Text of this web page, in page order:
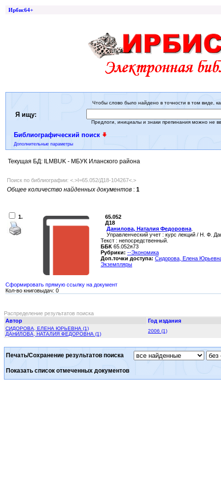
Ирбис64+
Я ищу:
Чтобы слово было найдено в точности в том виде,
Предлоги, инициалы и знаки препинания можно не
Библиографический поиск
Дополнительные параметры
Текущая БД: ILMBUK - МБУК Иланского района
Поиск по библиографии: <.>I=65.052/Д18-104267<.>
Общее количество найденных документов : 1
1.
65.052
Д18
Данилова, Наталия Федоровна
Управленческий учет : курс лекций / Н. Ф.
Текст : непосредственный.
ББК 65.052я73
Рубрики: --Экономика
Доп.точки доступа: Сидорова, Елена
Экземпляры
Сформировать прямую ссылку на документ
Кол-во книговыдач: 0
Распределение результатов поиска
Автор
Год издания
СИДОРОВА, ЕЛЕНА ЮРЬЕВНА (1)
ДАНИЛОВА, НАТАЛИЯ ФЕДОРОВНА (1)
2006 (1)
Печать/Сохранение результатов поиска
Показать список отмеченных документов